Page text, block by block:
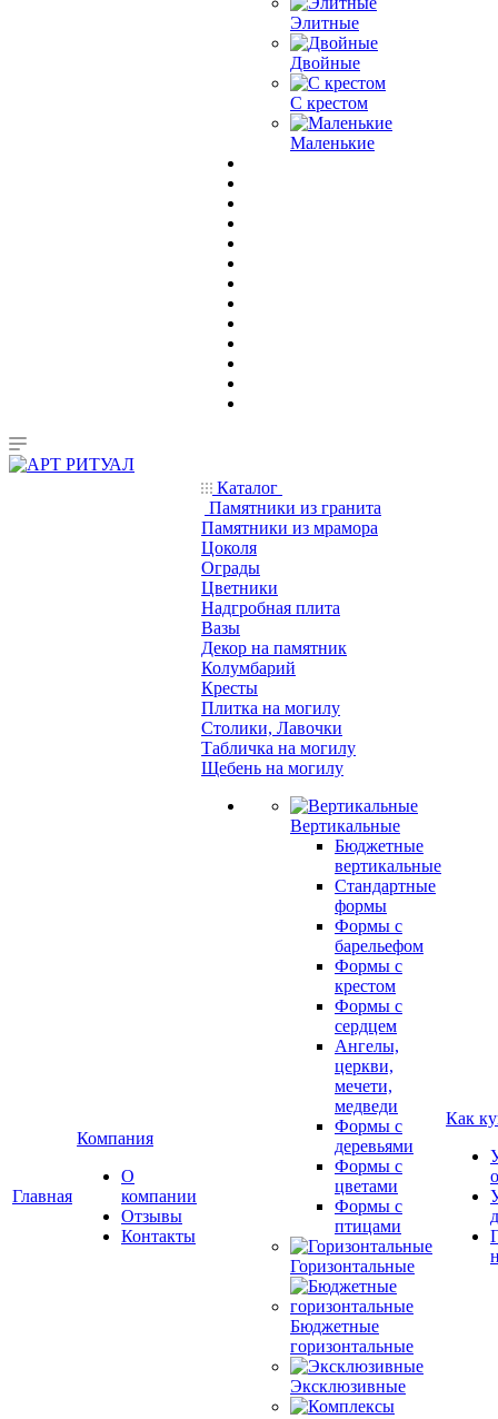
Элитные
Двойные
С крестом
Маленькие
Главная
Компания
О
компании
Отзывы
Контакты
Каталог
Памятники из гранита
Памятники из мрамора
Цоколя
Ограды
Цветники
Надгробная плита
Вазы
Декор на памятник
Колумбарий
Кресты
Плитка на могилу
Столики, Лавочки
Табличка на могилу
Щебень на могилу
Вертикальные
Бюджетные
вертикальные
Стандартные
формы
Формы с
барельефом
Формы с
крестом
Формы с
сердцем
Ангелы,
церкви,
мечети,
медведи
Формы с
деревьями
Формы с
цветами
Формы с
птицами
Горизонтальные
Бюджетные
горизонтальные
Эксклюзивные
Как